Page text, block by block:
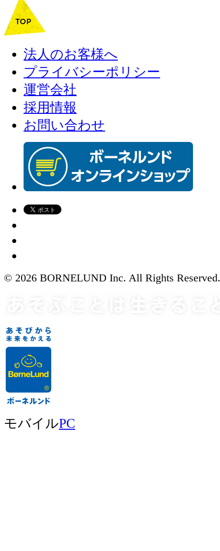
法人のお客様へ
プライバシーポリシー
運営会社
採用情報
お問い合わせ
© 2026 BORNELUND Inc. All Rights Reserved.
モバイルPC